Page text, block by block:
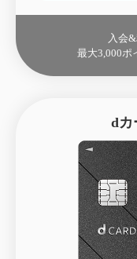
入会
最大3,000ポ
dカ